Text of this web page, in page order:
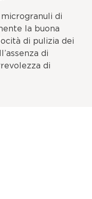
di
la buona
di pulizia dei
di
di